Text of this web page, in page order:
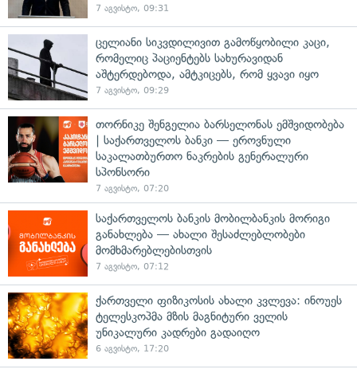
7 აგვისტო, 09:31
ცელიანი სიკვდილივით გამოწყობილი კაცი,
რომელიც პაციენტებს სახურავიდან
აშტერდებოდა, ამტკიცებს, რომ ყვავი იყო
7 აგვისტო, 09:29
თორნიკე შენგელია ბარსელონას ემშვიდობება
| საქართველოს ბანკი — ეროვნული
საკალათბურთო ნაკრების გენერალური
სპონსორი
7 აგვისტო, 07:20
საქართველოს ბანკის მობილბანკის მორიგი
განახლება — ახალი შესაძლებლობები
მომხმარებლებისთვის
7 აგვისტო, 07:12
ქართველი ფიზიკოსის ახალი კვლევა: ინოუეს
ტელესკოპმა მზის მაგნიტური ველის
უნიკალური კადრები გადაიღო
6 აგვისტო, 17:20